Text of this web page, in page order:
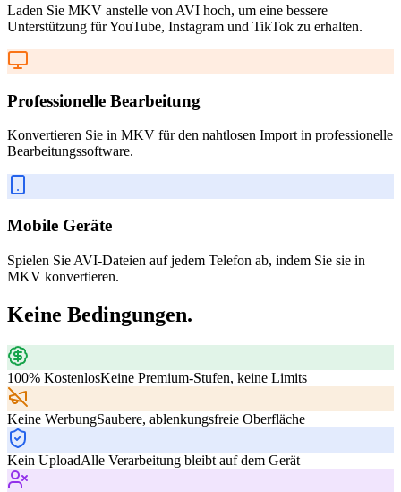
Laden Sie MKV anstelle von AVI hoch, um eine bessere
Unterstützung für YouTube, Instagram und TikTok zu erhalten.
Professionelle Bearbeitung
Konvertieren Sie in MKV für den nahtlosen Import in professionelle
Bearbeitungssoftware.
Mobile Geräte
Spielen Sie AVI-Dateien auf jedem Telefon ab, indem Sie sie in
MKV konvertieren.
Keine Bedingungen.
100% KostenlosKeine Premium-Stufen, keine Limits
Keine WerbungSaubere, ablenkungsfreie Oberfläche
Kein UploadAlle Verarbeitung bleibt auf dem Gerät